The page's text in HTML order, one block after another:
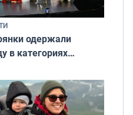
одержали
в категориях
и Миссис Великая